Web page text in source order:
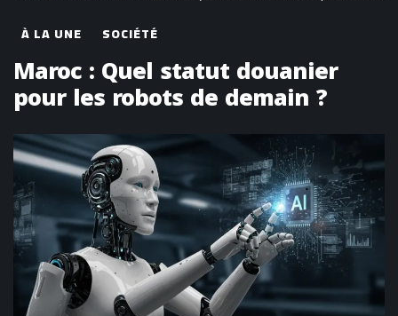
À LA UNE SOCIÉTÉ
Maroc : Quel statut douanier
pour les robots de demain ?